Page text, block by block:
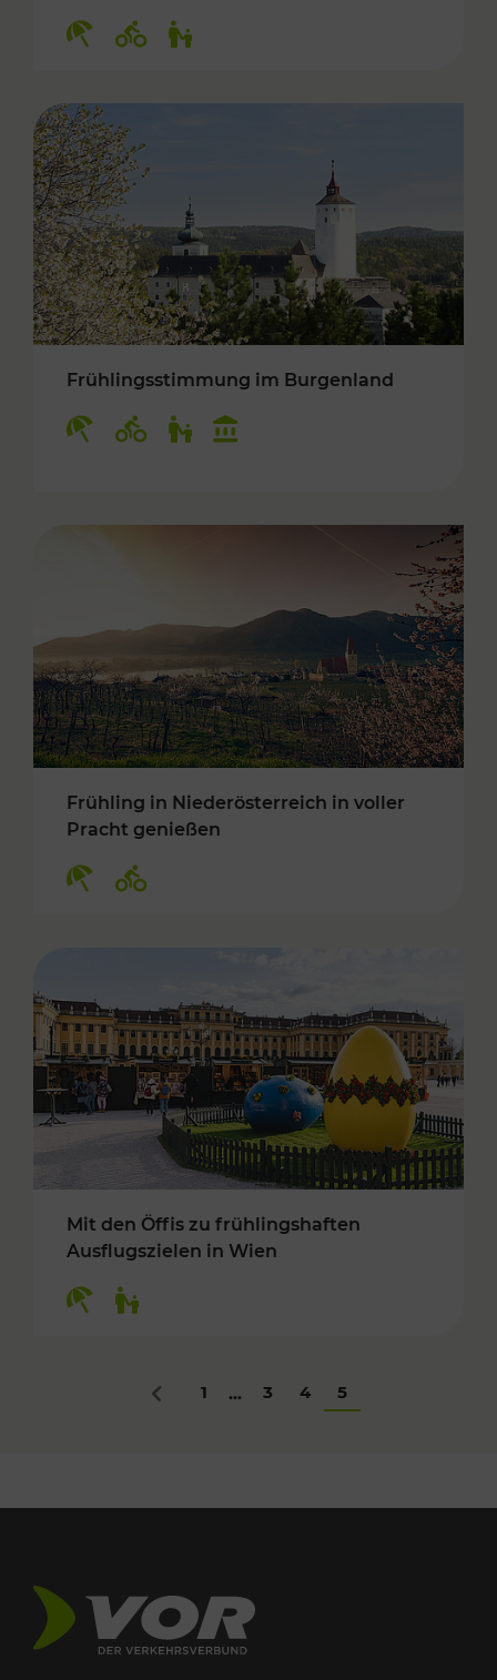
Frühlingsstimmung im Burgenland
Frühling in Niederösterreich in voller
Pracht genießen
Mit den Öffis zu frühlingshaften
Ausflugszielen in Wien
Zurück
1 ... 3 4 5